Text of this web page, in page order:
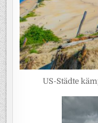
US-Städte